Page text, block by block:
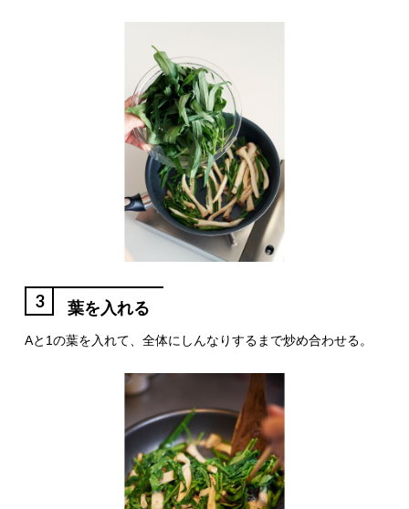
3 葉を入れる
Aと1の葉を入れて、全体にしんなりするまで炒め合わせる。